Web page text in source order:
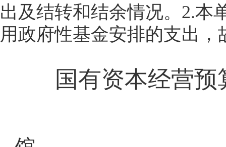
出及结转和结余情况。2.本
用政府性基金安排的支出，
国有资本经营